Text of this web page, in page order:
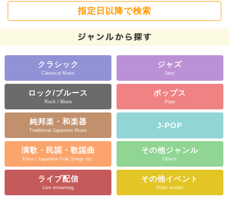
指定日以降で検索
クラシック
Classical Music
ジャズ
Jazz
ロック/ブルース
Rock / Blues
ポップス
Pops
純邦楽・和楽器
Traditional Japanese Music
J-POP
演歌・民謡・歌謡曲
Enka / Japanese Folk Songs etc.
その他ジャンル
Others
ライブ配信
Live streaming
その他イベント
Other events